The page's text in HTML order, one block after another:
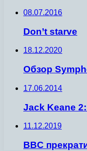
08.07.2016
Don’t starve
18.12.2020
Обзор
17.06.2014
Jack Keane
11.12.2019
BBC